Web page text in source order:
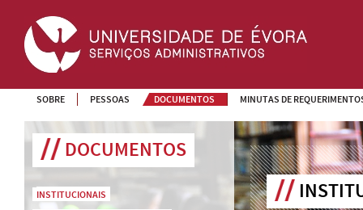
SOBRE PESSOAS DOCUMENTOS MINUTAS DE
DOCUMENTOS
INSTITUCIONAIS